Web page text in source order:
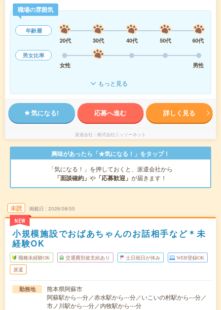
職場の雰囲気
年齢層
20代
30代 40代 50代
60代
男女比率
女性
男性
もっと見る
気になる! 応募へ進む 詳しく見る
派遣会社 株式会社ニッソーネット
興味があったら「★気になる！」をタップ！
「気になる！」を押しておくと、派遣会社から
「面談確約」 や 「応募歓迎」 が届きます！
未読
NEW
掲載日 2026/08/05
小規模施設でおばあちゃんのお話相手など＊未
経験OK
職種未経験OK 交通費別途支給あり 土日祝日が休み WEB登録OK
派遣
勤務地
熊本県阿蘇市
阿蘇駅から---分／赤水駅から---分／いこいの村駅から---分／
市ノ川駅から---分／内牧駅から---分